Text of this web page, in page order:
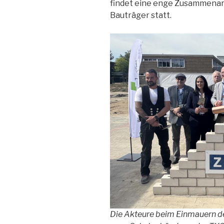
findet eine enge
Bauträger statt.
Die Akteure beim Einmauern